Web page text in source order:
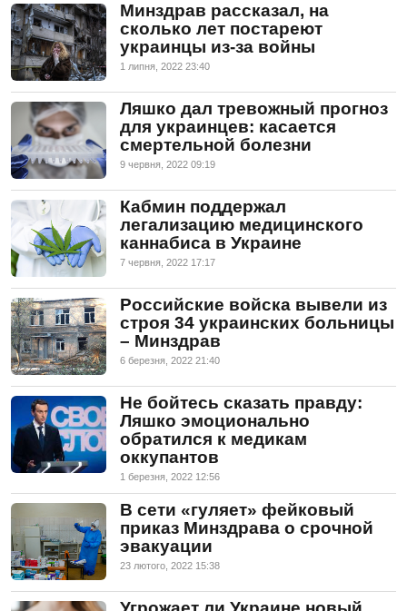
Минздрав рассказал, на
сколько лет постареют
украинцы из-за войны
1 липня, 2022 23:40
Ляшко дал тревожный прогноз
для украинцев: касается
смертельной болезни
9 червня, 2022 09:19
Кабмин поддержал
легализацию медицинского
каннабиса в Украине
7 червня, 2022 17:17
Российские войска вывели из
строя 34 украинских больницы
– Минздрав
6 березня, 2022 21:40
Не бойтесь сказать правду:
Ляшко эмоционально
обратился к медикам
оккупантов
1 березня, 2022 12:56
В сети «гуляет» фейковый
приказ Минздрава о срочной
эвакуации
23 лютого, 2022 15:38